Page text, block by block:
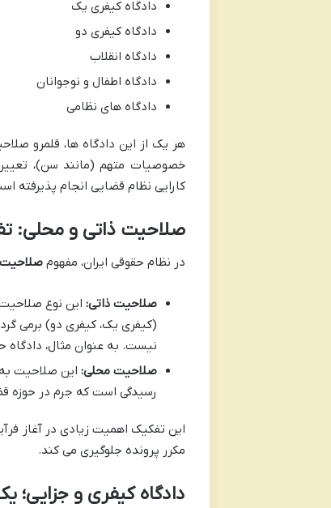
دادگاه کیفری یک
دادگاه کیفری دو
دادگاه انقلاب
دادگاه اطفال و نوجوانان
دادگاه های نظامی
هر یک از این دادگاه ها، قلمرو
خصوصیات متهم (مانند سن)،
کارایی نظام قضایی انجام پذیرفته
صلاحیت ذاتی و محلی:
در نظام حقوقی ایران، مفهومصلاحیت
صلاحیت ذاتی: این نوع
(کیفری یک، کیفری دو) برمی
نیست. به عنوان مثال، دادگاه
صلاحیت محلی: این صلاحیت به
رسیدگی است که جرم در حوزه
این تفکیک اهمیت زیادی در آغاز
مکرر پرونده جلوگیری می کند.
دادگاه کیفری و جزایی؛